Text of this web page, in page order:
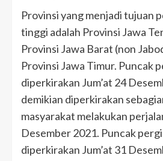
Provinsi yang menjadi tujuan
tinggi adalah Provinsi Jawa
Provinsi Jawa Barat (non
Provinsi Jawa Timur. Puncak
diperkirakan Jum’at 24
demikian diperkirakan
masyarakat melakukan
Desember 2021. Puncak
diperkirakan Jum’at 31